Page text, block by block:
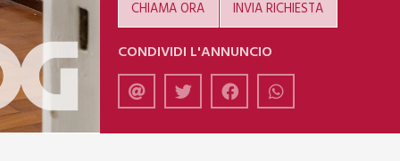
CHIAMA ORA INVIA RICHIESTA
CONDIVIDI L'ANNUNCIO